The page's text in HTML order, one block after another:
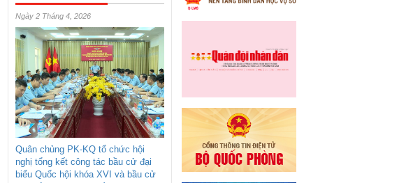
Ngày 2 Tháng 4, 2026
Quân chủng PK-KQ tổ chức hội
nghị tổng kết công tác bầu cử đại
biểu Quốc hội khóa XVI và bầu cử